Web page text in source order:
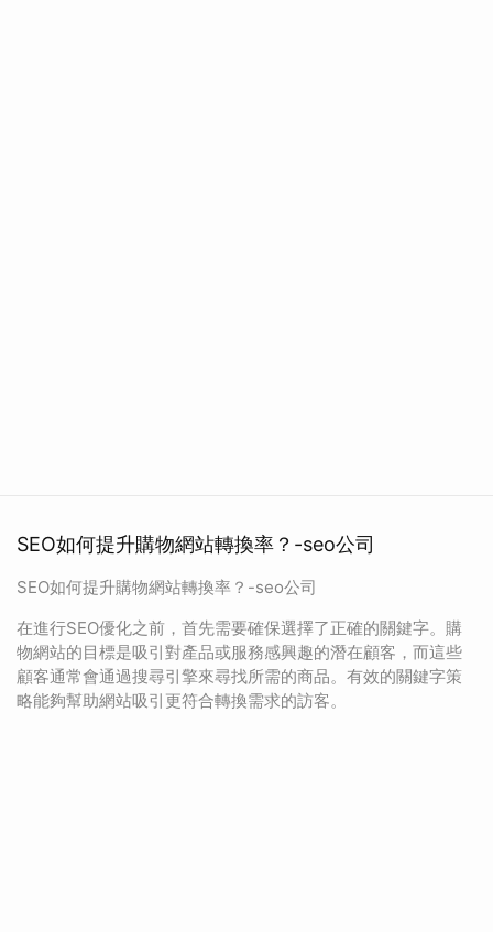
SEO如何提升購物網站轉換率？-seo公司
SEO如何提升購物網站轉換率？-seo公司
在進行SEO優化之前，首先需要確保選擇了正確的關鍵字。購
物網站的目標是吸引對產品或服務感興趣的潛在顧客，而這些
顧客通常會通過搜尋引擎來尋找所需的商品。有效的關鍵字策
略能夠幫助網站吸引更符合轉換需求的訪客。